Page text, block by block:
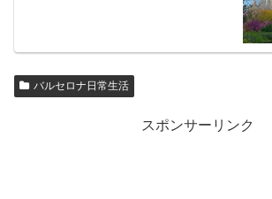
バルセロナ日常生活
スポンサーリンク